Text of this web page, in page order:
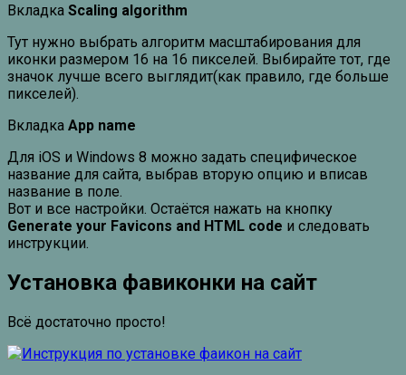
Вкладка Scaling algorithm
Тут нужно выбрать алгоритм масштабирования для
иконки размером 16 на 16 пикселей. Выбирайте тот, где
значок лучше всего выглядит(как правило, где больше
пикселей).
Вкладка App name
Для iOS и Windows 8 можно задать специфическое
название для сайта, выбрав вторую опцию и вписав
название в поле.
Вот и все настройки. Остаётся нажать на кнопку
Generate your Favicons and HTML code и следовать
инструкции.
Установка фавиконки на сайт
Всё достаточно просто!